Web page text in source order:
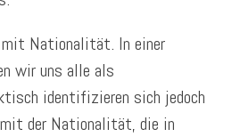
Nationalität. In einer
wir uns alle als
identifizieren sich jedoch
der Nationalität, die in